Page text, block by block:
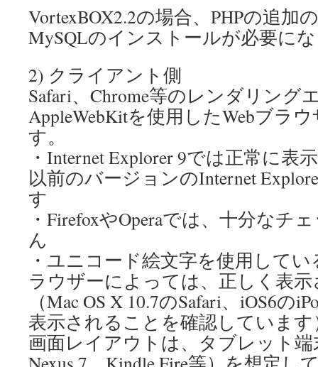
VortexBOX2.2の場合、PHPの追加
MySQLのインストールが必要に
2) クライアント側
Safari、Chrome等のレンダリング
AppleWebKitを使用したWebブラ
す。
・Internet Explorer 9では正常に表
以前のバージョンのInternet
す
・FirefoxやOperaでは、十分なチ
ん
・ユニコード絵文字を使用してい
ラウザーによっては、正しく表
（Mac OS X 10.7のSafari、iOS6の
表示されることを確認しています
画面レイアウトは、タブレット端